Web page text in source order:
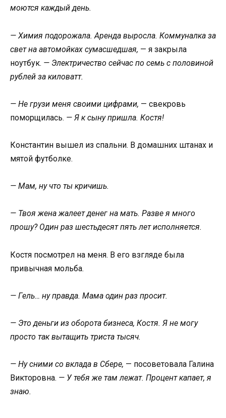
моются каждый день.
— Химия подорожала. Аренда выросла. Коммуналка за
свет на автомойках сумасшедшая, — я закрыла
ноутбук. — Электричество сейчас по семь с половиной
рублей за киловатт.
— Не грузи меня своими цифрами, — свекровь
поморщилась. — Я к сыну пришла. Костя!
Константин вышел из спальни. В домашних штанах и
мятой футболке.
— Мам, ну что ты кричишь.
— Твоя жена жалеет денег на мать. Разве я много
прошу? Один раз шестьдесят пять лет исполняется.
Костя посмотрел на меня. В его взгляде была
привычная мольба.
— Гель… ну правда. Мама один раз просит.
— Это деньги из оборота бизнеса, Костя. Я не могу
просто так вытащить триста тысяч.
— Ну сними со вклада в Сбере, — посоветовала Галина
Викторовна. — У тебя же там лежат. Процент капает, я
знаю.